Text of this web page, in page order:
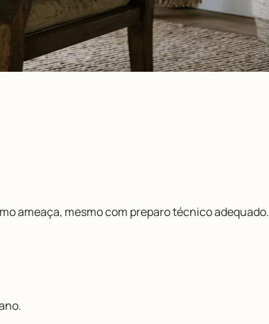
ameaça, mesmo com preparo técnico adequado.